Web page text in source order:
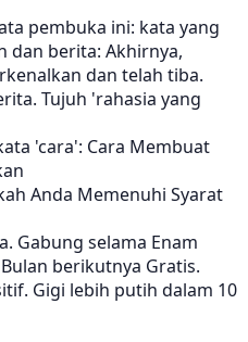
pembuka ini: kata yang
dan berita: Akhirnya,
dan telah tiba.
Tujuh 'rahasia yang
'cara': Cara Membuat
Anda Memenuhi Syarat
Gabung selama Enam
berikutnya Gratis.
Gigi lebih putih dalam 10